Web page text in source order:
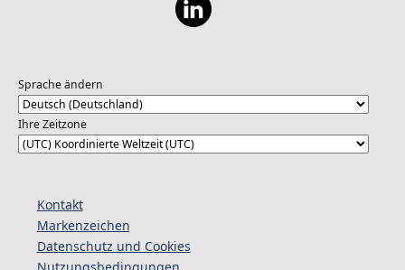
Sprache ändern
Ihre Zeitzone
Kontakt
Markenzeichen
Datenschutz und Cookies